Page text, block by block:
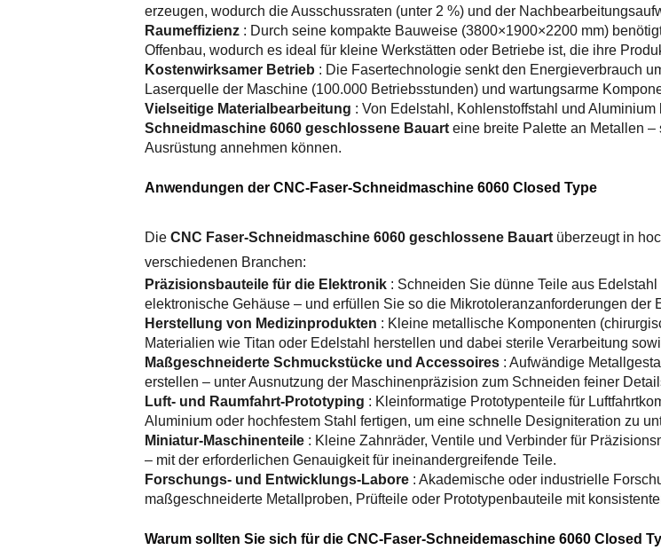
erzeugen, wodurch die Ausschussraten (unter 2 %) und der
Raumeffizienz : Durch seine kompakte Bauweise (3800×1900×2200 mm)
Offenbau, wodurch es ideal für kleine Werkstätten oder Betriebe ist, die ihre
Kostenwirksamer Betrieb : Die Fasertechnologie senkt den Energieverbrauch
Laserquelle der Maschine (100.000 Betriebsstunden) und wartungsarme
Vielseitige Materialbearbeitung : Von Edelstahl, Kohlenstoffstahl und
Schneidmaschine 6060 geschlossene Bauart eine breite Palette an Metallen
Ausrüstung annehmen können.
Anwendungen der CNC-Faser-Schneidmaschine 6060 Closed Type
Die CNC Faser-Schneidmaschine 6060 geschlossene Bauart überzeugt in
verschiedenen Branchen:
Präzisionsbauteile für die Elektronik : Schneiden Sie dünne Teile aus
elektronische Gehäuse – und erfüllen Sie so die Mikrotoleranzanforderungen der
Herstellung von Medizinprodukten : Kleine metallische Komponenten
Materialien wie Titan oder Edelstahl herstellen und dabei sterile Verarbeitung
Maßgeschneiderte Schmuckstücke und Accessoires : Aufwändige
erstellen – unter Ausnutzung der Maschinenpräzision zum Schneiden feiner
Luft- und Raumfahrt-Prototyping : Kleinformatige Prototypenteile für
Aluminium oder hochfestem Stahl fertigen, um eine schnelle Designiteration zu
Miniatur-Maschinenteile : Kleine Zahnräder, Ventile und Verbinder für
– mit der erforderlichen Genauigkeit für ineinandergreifende Teile.
Forschungs- und Entwicklungs-Labore : Akademische oder industrielle
maßgeschneiderte Metallproben, Prüfteile oder Prototypenbauteile mit
Warum sollten Sie sich für die CNC-Faser-Schneidemaschine 6060 Closed